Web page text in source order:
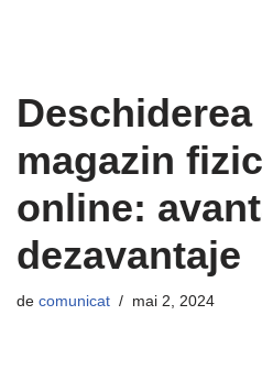
magazin
online:
dezavantaje
de comunicat mai 2, 2024